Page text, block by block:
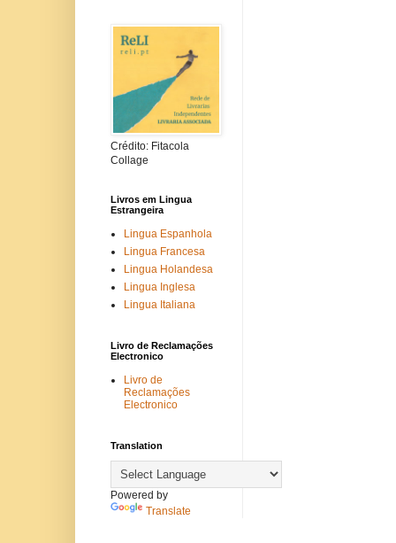
Crédito: Fitacola
Collage
Livros em Lingua
Estrangeira
Lingua Espanhola
Lingua Francesa
Lingua Holandesa
Lingua Inglesa
Lingua Italiana
Livro de Reclamações
Electronico
Livro de
Reclamações
Electronico
Translation
Powered by
Translate